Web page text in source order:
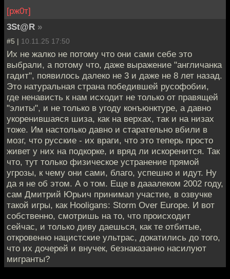
[рж0т]
3St@R »
#5 | 10.11.25 17:50
Их не жалко не потому что они сами себе это
выбрали, а потому что, даже выражение "англичанка
гадит", появилось далеко не 3 и даже не 8 лет назад.
Это натуральная страна победившей русофобии,
где ненависть к нам исходит не только от правящей
"элиты", и не только в угоду конъюнктуре, а давно
укоренившаяся шиза, как на верхах, так и на низах
тоже. Им настолько давно и старательно вбили в
мозг, что русские - их враги, что это теперь просто
живет у них на подкорке, и вряд ли искоренится. Так
что, тут только физическое устранение прямой
угрозы, к чему они сами, благо, успешно и идут. Ну
да я не об этом. А о том. Еще в дааалеком 2002 году,
сам Дмитрий Юрьич принимал участие, в озвучке
такой игры, как Hooligans: Storm Over Europe. И вот
собственно, смотришь на то, что происходит
сейчас, и только диву даешься, как те отбитые,
откровенно нацистские ультрас, докатились до того,
что их дочерей и внучек, безнаказанно насилуют
мигранты?